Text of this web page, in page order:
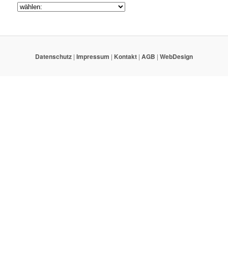
Datenschutz | Impressum | Kontakt | AGB | WebDesign